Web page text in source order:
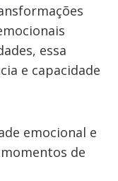
essa
e capacidade
emocional e
de